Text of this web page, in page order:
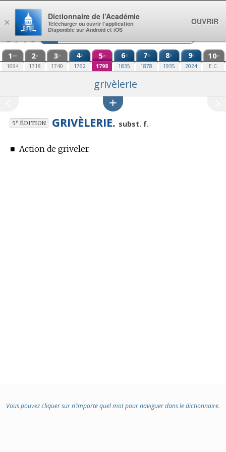
Aller au contenu
1 re
1694
2e
1718
3e
1740
4e
1762
5e
1798
6e
1835
7e
1878
8e
1935
9e
2024
10e
E.C.
grivèlerie
5eÉDITION GRIVÈLERIE. subst. f.
■ Action de griveler.
Vous pouvez cliquer sur n’importe quel mot pour naviguer dans le dictionnaire.
×
Dictionnaire de l’Académie
Télécharger ou ouvrir l’application
Disponible sur Android et iOS
OUVRIR